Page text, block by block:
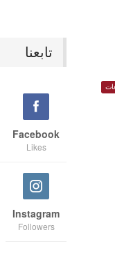
تابعنا
Facebook
Likes
Instagram
Followers